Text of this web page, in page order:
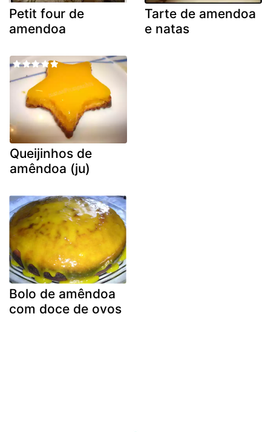
Petit four de
amendoa
Tarte de amendoa
e natas
Queijinhos de
amêndoa (ju)
Bolo de amêndoa
com doce de ovos